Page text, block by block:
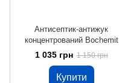
Антисептик-антижук
концентрований Bochemit
Plus, 1 кг, безбарвний
1 035 грн 1 150 грн
Купити